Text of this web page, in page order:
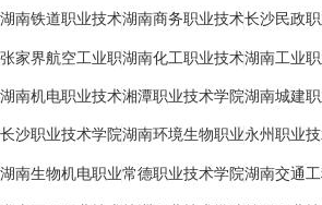
湖南铁道职业技术
学院
湖南商务职业技术
学院
长沙民政
学院
张家界航空工业职
业技术学院
湖南化工职业技术
学院
湖南工业
学院
湖南机电职业技术
学院
湘潭职业技术学院湖南城建
学院
长沙职业技术学院湖南环境生物职业
技术学院
永州职业
湖南生物机电职业常德职业技术学院湖南交通